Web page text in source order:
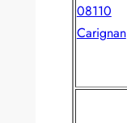
08110
Carignan